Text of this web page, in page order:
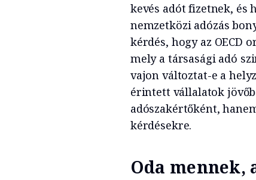
kevés adót fizetnek, és
nemzetközi adózás
kérdés, hogy az OECD
mely a társasági adó
vajon változtat-e a
érintett vállalatok
adószakértőként,
kérdésekre.
Oda